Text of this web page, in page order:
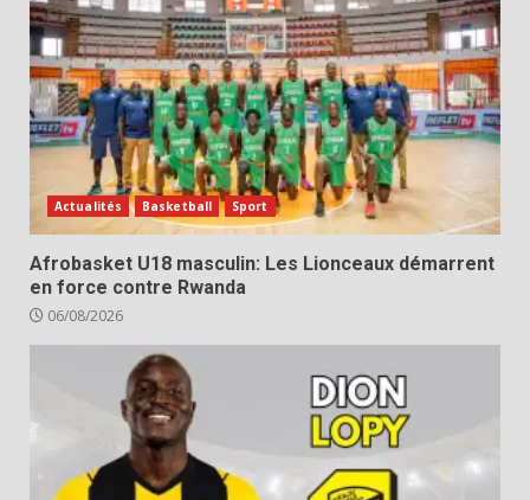
Actualités Basketball Sport
Afrobasket U18 masculin: Les Lionceaux démarrent
en force contre Rwanda
06/08/2026